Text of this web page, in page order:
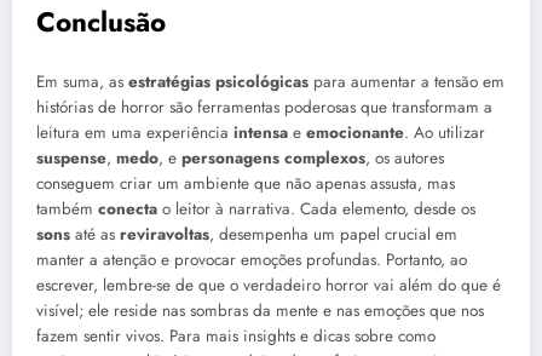
Conclusão
Em suma, as estratégias psicológicas para aumentar a tensão em
histórias de horror são ferramentas poderosas que transformam a
leitura em uma experiência intensa e emocionante. Ao utilizar
suspense, medo, e personagens complexos, os autores
conseguem criar um ambiente que não apenas assusta, mas
também conecta o leitor à narrativa. Cada elemento, desde os
sons até as reviravoltas, desempenha um papel crucial em
manter a atenção e provocar emoções profundas. Portanto, ao
escrever, lembre-se de que o verdadeiro horror vai além do que é
visível; ele reside nas sombras da mente e nas emoções que nos
fazem sentir vivos. Para mais insights e dicas sobre como